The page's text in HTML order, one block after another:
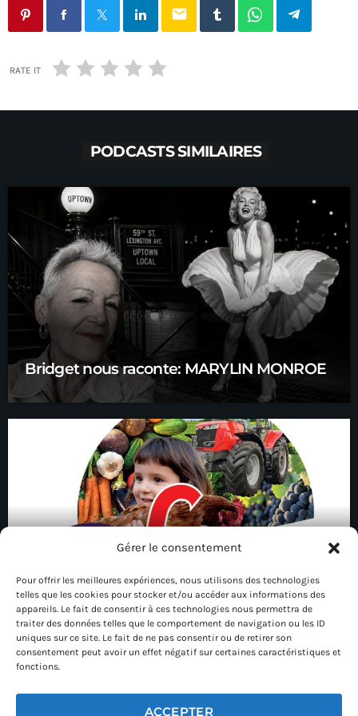
Gérer le consentement
Pour offrir les meilleures expériences, nous utilisons des technologies
telles que les cookies pour stocker et/ou accéder aux informations des
appareils. Le fait de consentir à ces technologies nous permettra de
traiter des données telles que le comportement de navigation ou les ID
uniques sur ce site. Le fait de ne pas consentir ou de retirer son
consentement peut avoir un effet négatif sur certaines caractéristiques et
fonctions.
ACCEPTER
email
RATE IT
PODCASTS SIMILAIRES
Bridget nous raconte: MARYLIN MONROE
Edition 80 : la foire de Châlons